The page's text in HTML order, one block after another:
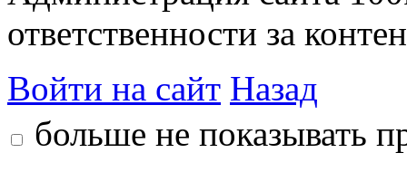
ответственности за
Войти на сайт Назад
больше не показывать